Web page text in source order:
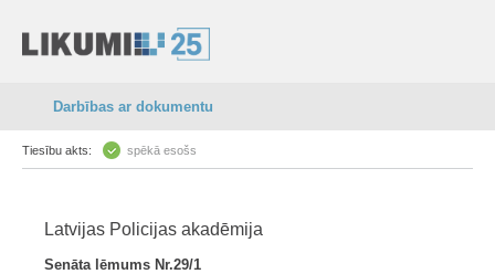
Darbības ar dokumentu
Tiesību akts: spēkā esošs
Latvijas Policijas akadēmija
Senāta lēmums Nr.29/1